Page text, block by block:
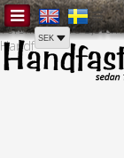
Hem/Torshammare
Torshammare 3,5
Handf